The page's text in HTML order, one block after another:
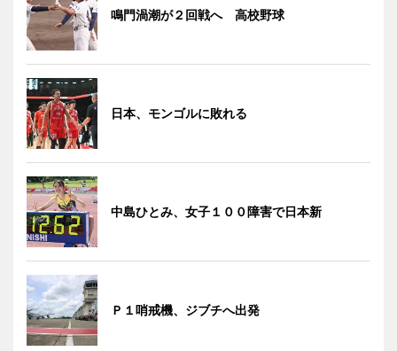
鳴門渦潮が２回戦へ 高校野球
日本、モンゴルに敗れる
中島ひとみ、女子１００障害で日本新
Ｐ１哨戒機、ジブチへ出発